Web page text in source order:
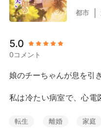
ログアウトします
検索
人狼
マフィア
短編傑作
都市
5.0
0コメント
娘のチーちゃんが息を引
私は冷たい病室で、心電
転生 離婚 家庭